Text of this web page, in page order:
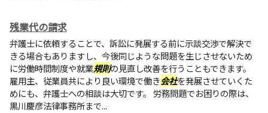
残業代の請求
弁護士に依頼することで、訴訟に発展する前に示談交渉で解決で
きる場合もありますし、今後同じような問題を生じさせないため
に労働時間制度や就業規則の見直し改善を行うこともできます。
雇用主、従業員共により良い環境で働き会社を発展させていくた
めにも、弁護士への相談は大切です。 労務問題でお困りの際は、
黒川慶彦法律事務所まで...